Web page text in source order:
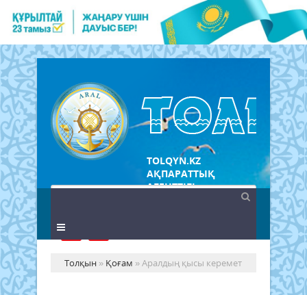
TOLQYN.KZ
АҚПАРАТТЫҚ
АГЕНТТІГІ
Толқын » Қоғам » Аралдың қысы керемет